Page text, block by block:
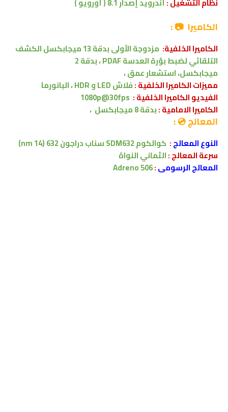
الكاميرا 📷 :
الكاميرا الخلفية: مزدوجة الأولى بدقة
الكشف
التلقائي لضبط بؤرة العدسة PDAF
،
بدقة 2
ميجابكسل،استشعار عمق،
مميزات الكاميرا الخلفية :فلاش LED
و HDR ، البانورما
الفيديو الكاميرا الخلفية : 1080p@30fps
الكاميرا الامامية :بدقة ميجابكسل ،
المعالج 💿 :
النوع المعالج: كوالكومSDM632سناب دراجون 632 (14 nm)
سرعة المعالج :الثماني النواة
المعالج الرسومى:
Adreno 506